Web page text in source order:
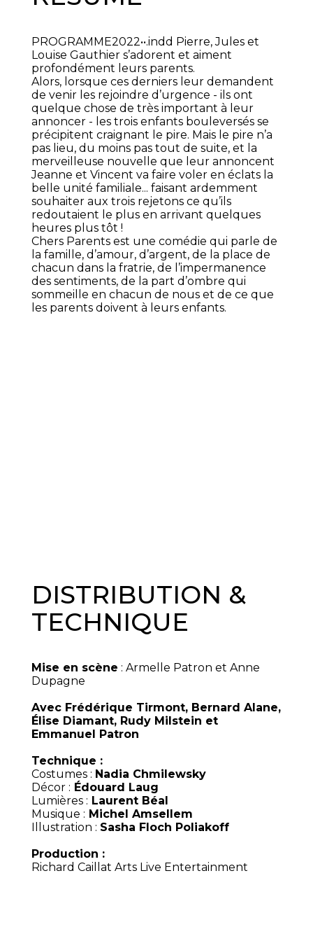
PROGRAMME2022••.indd Pierre, Jules et
Louise Gauthier s’adorent et aiment
profondément leurs parents.
Alors, lorsque ces derniers leur demandent
de venir les rejoindre d’urgence - ils ont
quelque chose de très important à leur
annoncer - les trois enfants bouleversés se
précipitent craignant le pire. Mais le pire n’a
pas lieu, du moins pas tout de suite, et la
merveilleuse nouvelle que leur annoncent
Jeanne et Vincent va faire voler en éclats la
belle unité familiale... faisant ardemment
souhaiter aux trois rejetons ce qu’ils
redoutaient le plus en arrivant quelques
heures plus tôt !
Chers Parents est une comédie qui parle de
la famille, d’amour, d’argent, de la place de
chacun dans la fratrie, de l’impermanence
des sentiments, de la part d’ombre qui
sommeille en chacun de nous et de ce que
les parents doivent à leurs enfants.
DISTRIBUTION &
TECHNIQUE
Mise en scène : Armelle Patron et Anne
Dupagne
Avec Frédérique Tirmont, Bernard Alane,
Élise Diamant, Rudy Milstein et
Emmanuel Patron
Technique :
Costumes : Nadia Chmilewsky
Décor : Édouard Laug
Lumières : Laurent Béal
Musique : Michel Amsellem
Illustration : Sasha Floch Poliakoff
Production :
Richard Caillat Arts Live Entertainment